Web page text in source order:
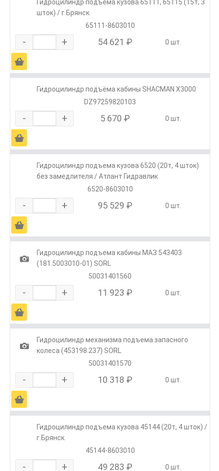
Гидроцилиндр подъема кузова 65111, 65115 (15т, 3
шток) / г.Брянск
65111-8603010
- + 54 621 ₽ 0 шт.
Ä
Гидроцилиндр подъёма кабины SHACMAN X3000
DZ97259820103
- + 5 670 ₽ 0 шт.
Ä
Гидроцилиндр подъема кузова 6520 (20т, 4 шток)
без замедлителя / Атлант Гидравлик
6520-8603010
- + 95 529 ₽ 0 шт.
Ä
1
Гидроцилиндр подъема кабины МАЗ 543403
(181.5003010-01) SORL
50031401560
- + 11 923 ₽ 0 шт.
Ä
1
Гидроцилиндр механизма подъема запасного
колеса (453198.237) SORL
50031401570
- + 10 318 ₽ 0 шт.
Ä
Гидроцилиндр подъема кузова 45144 (20т, 4 шток) /
г.Брянск
45144-8603010
- + 49 283 ₽ 0 шт.